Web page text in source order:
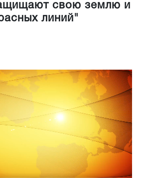
свою землю и
линий"